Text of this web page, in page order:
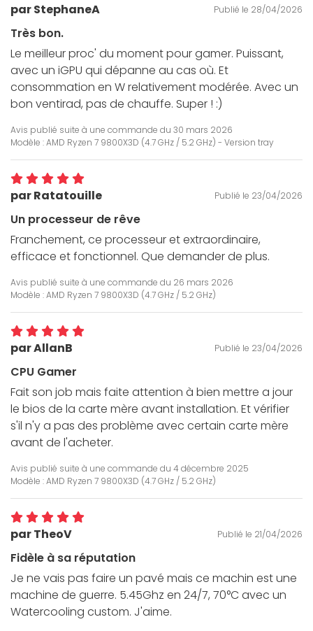
par StephaneA Publié le 28/04/2026
Très bon.
Le meilleur proc' du moment pour gamer. Puissant,
avec un iGPU qui dépanne au cas où. Et
consommation en W relativement modérée. Avec un
bon ventirad, pas de chauffe. Super ! :)
Avis publié suite à une commande du 30 mars 2026
Modèle : AMD Ryzen 7 9800X3D (4.7 GHz / 5.2 GHz) - Version tray
par Ratatouille Publié le 23/04/2026
Un processeur de rêve
Franchement, ce processeur et extraordinaire,
efficace et fonctionnel. Que demander de plus.
Avis publié suite à une commande du 26 mars 2026
Modèle : AMD Ryzen 7 9800X3D (4.7 GHz / 5.2 GHz)
par AllanB Publié le 23/04/2026
CPU Gamer
Fait son job mais faite attention à bien mettre a jour
le bios de la carte mère avant installation. Et vérifier
s'il n'y a pas des problème avec certain carte mère
avant de l'acheter.
Avis publié suite à une commande du 4 décembre 2025
Modèle : AMD Ryzen 7 9800X3D (4.7 GHz / 5.2 GHz)
par TheoV Publié le 21/04/2026
Fidèle à sa réputation
Je ne vais pas faire un pavé mais ce machin est une
machine de guerre. 5.45Ghz en 24/7, 70°C avec un
Watercooling custom. J'aime.